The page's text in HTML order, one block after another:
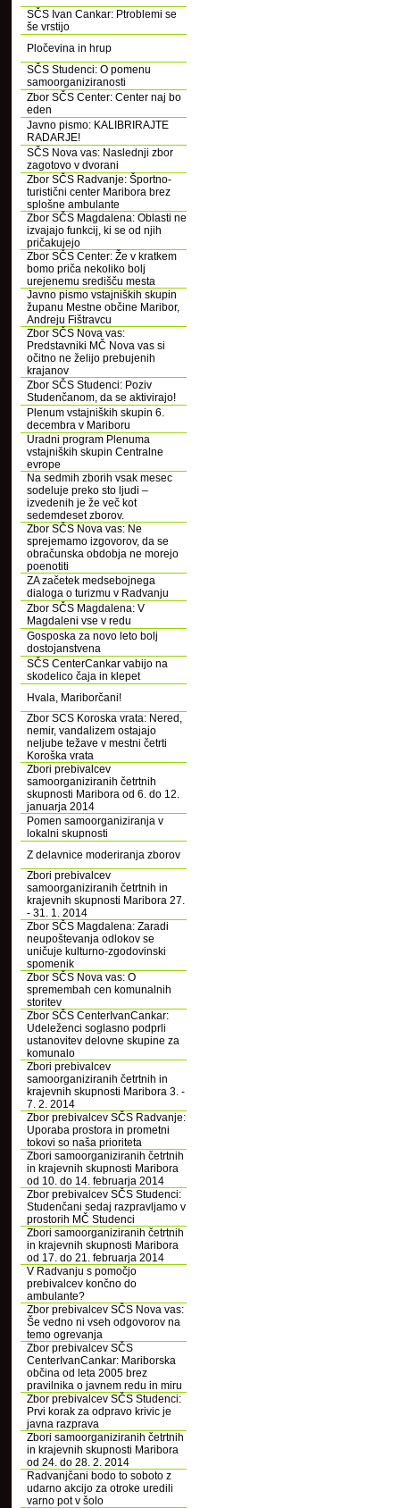
SČS Ivan Cankar: Ptroblemi se
še vrstijo
Pločevina in hrup
SČS Studenci: O pomenu
samoorganiziranosti
Zbor SČS Center: Center naj bo
eden
Javno pismo: KALIBRIRAJTE
RADARJE!
SČS Nova vas: Naslednji zbor
zagotovo v dvorani
Zbor SČS Radvanje: Športno-
turistični center Maribora brez
splošne ambulante
Zbor SČS Magdalena: Oblasti ne
izvajajo funkcij, ki se od njih
pričakujejo
Zbor SČS Center: Že v kratkem
bomo priča nekoliko bolj
urejenemu središču mesta
Javno pismo vstajniških skupin
županu Mestne občine Maribor,
Andreju Fištravcu
Zbor SČS Nova vas:
Predstavniki MČ Nova vas si
očitno ne želijo prebujenih
krajanov
Zbor SČS Studenci: Poziv
Studenčanom, da se aktivirajo!
Plenum vstajniških skupin 6.
decembra v Mariboru
Uradni program Plenuma
vstajniških skupin Centralne
evrope
Na sedmih zborih vsak mesec
sodeluje preko sto ljudi –
izvedenih je že več kot
sedemdeset zborov.
Zbor SČS Nova vas: Ne
sprejemamo izgovorov, da se
obračunska obdobja ne morejo
poenotiti
ZA začetek medsebojnega
dialoga o turizmu v Radvanju
Zbor SČS Magdalena: V
Magdaleni vse v redu
Gosposka za novo leto bolj
dostojanstvena
SČS CenterCankar vabijo na
skodelico čaja in klepet
Hvala, Mariborčani!
Zbor SCS Koroska vrata: Nered,
nemir, vandalizem ostajajo
neljube težave v mestni četrti
Koroška vrata
Zbori prebivalcev
samoorganiziranih četrtnih
skupnosti Maribora od 6. do 12.
januarja 2014
Pomen samoorganiziranja v
lokalni skupnosti
Z delavnice moderiranja zborov
Zbori prebivalcev
samoorganiziranih četrtnih in
krajevnih skupnosti Maribora 27.
- 31. 1. 2014
Zbor SČS Magdalena: Zaradi
neupoštevanja odlokov se
uničuje kulturno-zgodovinski
spomenik
Zbor SČS Nova vas: O
spremembah cen komunalnih
storitev
Zbor SČS CenterIvanCankar:
Udeleženci soglasno podprli
ustanovitev delovne skupine za
komunalo
Zbori prebivalcev
samoorganiziranih četrtnih in
krajevnih skupnosti Maribora 3. -
7. 2. 2014
Zbor prebivalcev SČS Radvanje:
Uporaba prostora in prometni
tokovi so naša prioriteta
Zbori samoorganiziranih četrtnih
in krajevnih skupnosti Maribora
od 10. do 14. februarja 2014
Zbor prebivalcev SČS Studenci:
Studenčani sedaj razpravljamo v
prostorih MČ Studenci
Zbori samoorganiziranih četrtnih
in krajevnih skupnosti Maribora
od 17. do 21. februarja 2014
V Radvanju s pomočjo
prebivalcev končno do
ambulante?
Zbor prebivalcev SČS Nova vas:
Še vedno ni vseh odgovorov na
temo ogrevanja
Zbor prebivalcev SČS
CenterIvanCankar: Mariborska
občina od leta 2005 brez
pravilnika o javnem redu in miru
Zbor prebivalcev SČS Studenci:
Prvi korak za odpravo krivic je
javna razprava
Zbori samoorganiziranih četrtnih
in krajevnih skupnosti Maribora
od 24. do 28. 2. 2014
Radvanjčani bodo to soboto z
udarno akcijo za otroke uredili
varno pot v šolo